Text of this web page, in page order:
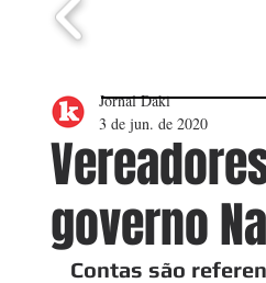
governo
Jornal Daki
3 de jun. de 2020
Contas são